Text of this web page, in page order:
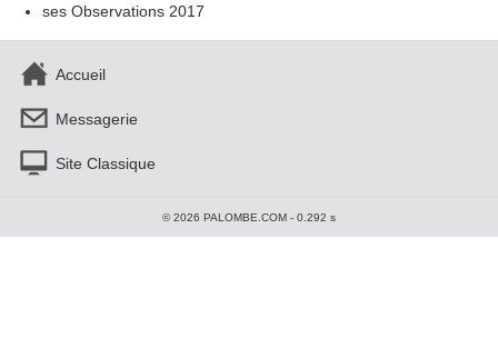
ses Observations 2017
Accueil
Messagerie
Site Classique
© 2026 PALOMBE.COM - 0.292 s